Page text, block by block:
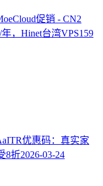
促销 - CN2
，Hinet台湾VPS159
优惠码：真实家
8折2026-03-24